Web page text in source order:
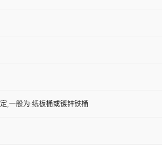
,一般为:纸板桶或镀锌铁桶